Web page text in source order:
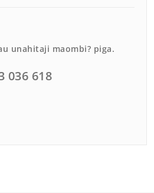
unahitaji maombi? piga.
036 618